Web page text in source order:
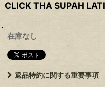
CLICK THA SUPAH
在庫なし
返品特約に関する重要事項